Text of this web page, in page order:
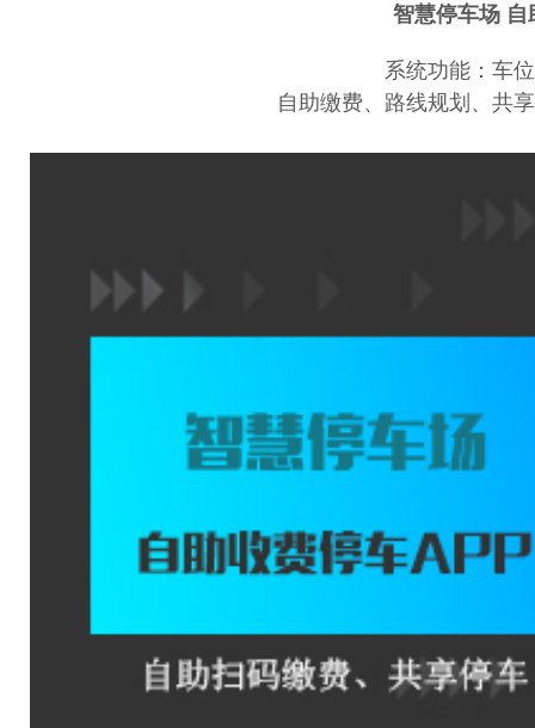
智慧停车场 自
系统功能：车
自助缴费、路线规划、共